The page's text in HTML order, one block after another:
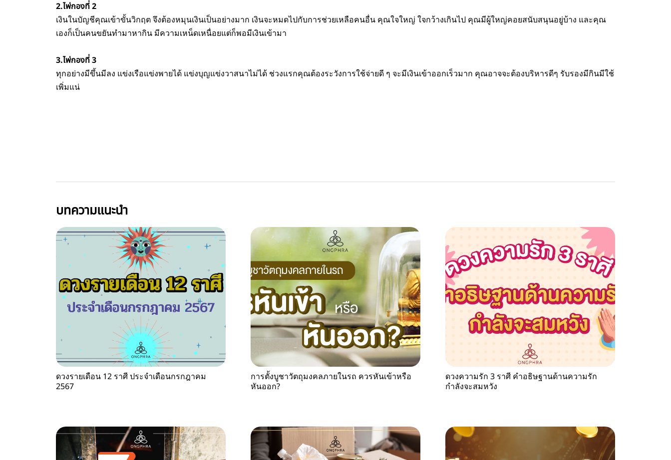
2.ไพ่กองที่ 2
เงินในบัญชีคุณเข้าขั้นวิกฤต จึงต้องหมุนเงินเป็นอย่างมาก เงินจะหมดไปกับการช่วยเหลือคนอื่น คุณใจใหญ่ ใจกว้างเกินไป คุณมีผู้ใหญ่คอยสนับสนุนอยู่บ้าง และคุณ
เองก็เป็นคนขยันทำมาหากิน มีความเหน็ดเหนื่อยแต่ก็พอมีเงินเข้ามา
3.ไพ่กองที่ 3
ทุกอย่างมีขึ้นมีลง แข่งเรือแข่งพายได้ แข่งบุญแข่งวาสนาไม่ได้ ช่วงแรกคุณต้องระวังการใช้จ่ายดี ๆ จะมีเงินเข้าออกเร็วมาก คุณอาจจะต้องบริหารดีๆ รับรองมีกินมีใช้
เพิ่มแน่
บทความแนะนำ
ดวงรายเดือน 12 ราศี ประจำเดือนกรกฎาคม
2567
การตั้งบูชาวัตถุมงคลภายในรถ ควรหันเข้าหรือ
หันออก?
ดวงความรัก 3 ราศี คำอธิษฐานด้านความรัก
กำลังจะสมหวัง